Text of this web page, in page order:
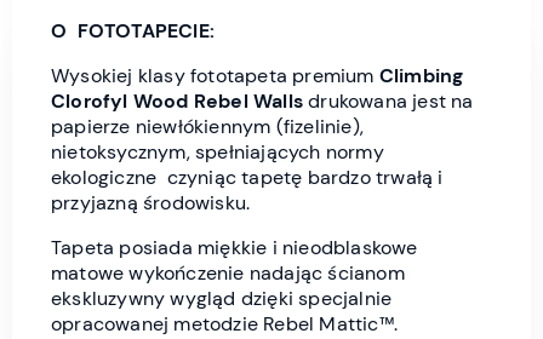
O FOTOTAPECIE:
Wysokiej klasy fototapeta premium Climbing
Clorofyl Wood Rebel Wallsdrukowana jest na
papierze niewłókiennym (fizelinie),
nietoksycznym, spełniających normy
ekologiczne czyniąc tapetę bardzo trwałą i
przyjazną środowisku.
Tapeta posiada miękkie i nieodblaskowe
matowe wykończenie nadając ścianom
ekskluzywny wygląd dzięki specjalnie
opracowanej metodzie Rebel Mattic™.